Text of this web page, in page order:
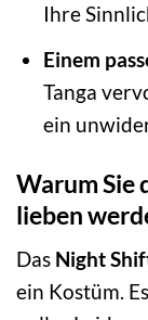
Ihre
Einem
Tanga
ein
Warum Sie
lieben
Das Night
ein Kostüm.